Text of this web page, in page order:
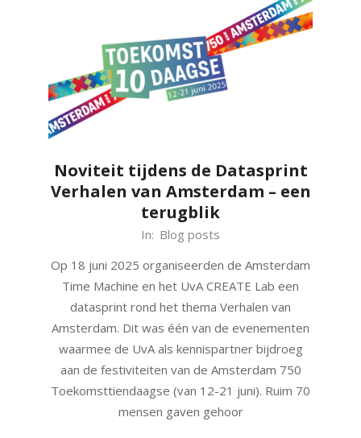
Noviteit tijdens de Datasprint
Verhalen van Amsterdam – een
terugblik
16
In: Blog posts
Op 18 juni 2025 organiseerden de Amsterdam
Time Machine en het UvA CREATE Lab een
datasprint rond het thema Verhalen van
Amsterdam. Dit was één van de evenementen
waarmee de UvA als kennispartner bijdroeg
aan de festiviteiten van de Amsterdam 750
Toekomsttiendaagse (van 12-21 juni). Ruim 70
mensen gaven gehoor